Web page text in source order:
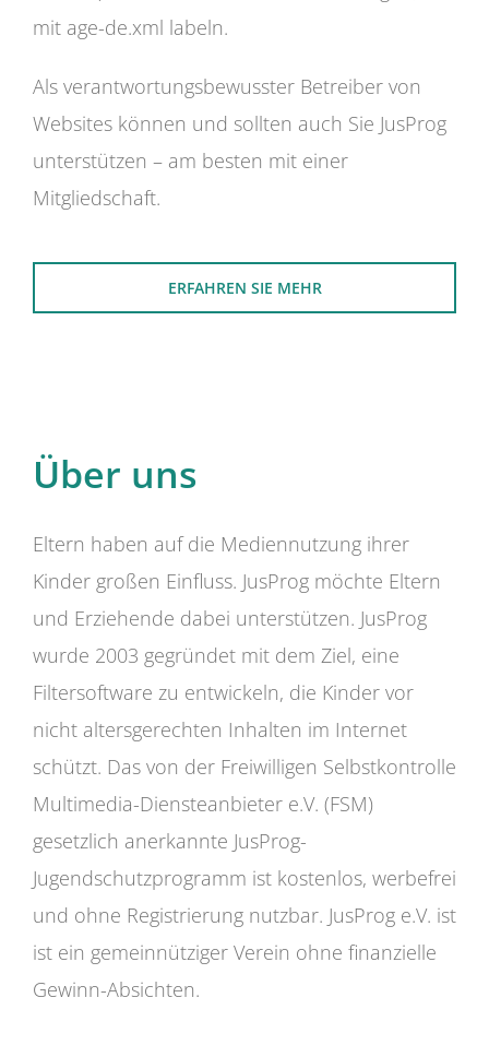
mit age-de.xml labeln.
Als verantwortungsbewusster Betreiber von
Websites können und sollten auch Sie JusProg
unterstützen – am besten mit einer
Mitgliedschaft.
ERFAHREN SIE MEHR
Über uns
Eltern haben auf die Mediennutzung ihrer
Kinder großen Einfluss. JusProg möchte Eltern
und Erziehende dabei unterstützen. JusProg
wurde 2003 gegründet mit dem Ziel, eine
Filtersoftware zu entwickeln, die Kinder vor
nicht altersgerechten Inhalten im Internet
schützt. Das von der Freiwilligen Selbstkontrolle
Multimedia-Diensteanbieter e.V. (FSM)
gesetzlich anerkannte JusProg-
Jugendschutzprogramm ist kostenlos, werbefrei
und ohne Registrierung nutzbar. JusProg e.V. ist
ist ein gemeinnütziger Verein ohne finanzielle
Gewinn-Absichten.